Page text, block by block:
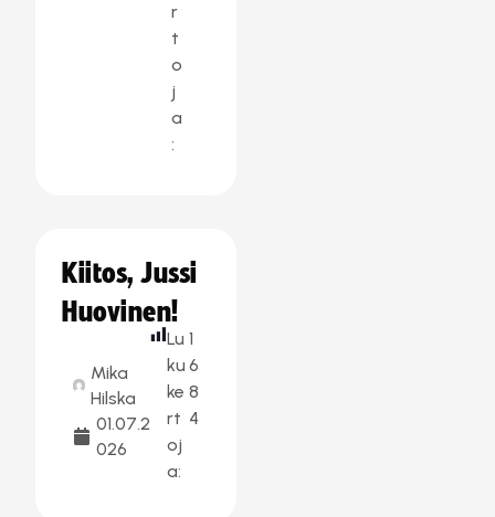
r
t
o
j
a
:
Kiitos, Jussi
Huovinen!
Mika
Hilska
01.07.2
026
Lu
ku
ke
rt
oj
a:
1
6
8
4